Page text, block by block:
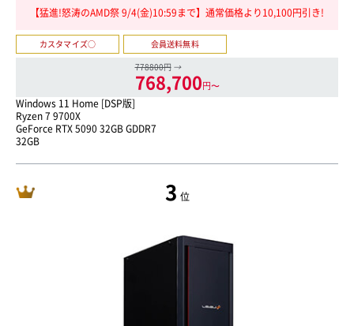
【猛進!怒涛のAMD祭 9/4(金)10:59まで】通常価格より10,100円引き!
カスタマイズ○
会員送料無料
778800円 →
768,700円〜
Windows 11 Home [DSP版]
Ryzen 7 9700X
GeForce RTX 5090 32GB GDDR7
32GB
3 位